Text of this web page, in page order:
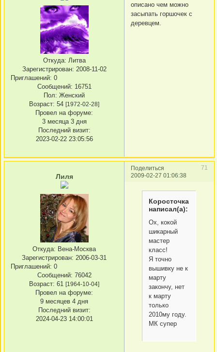
Откуда: Литва
Зарегистрирован: 2008-11-02
Приглашений: 0
Сообщений: 16751
Пол: Женский
Возраст: 54 [1972-02-28]
Провел на форуме:
3 месяца 3 дня
Последний визит:
2023-02-22 23:05:56
описано чем можно
засыпать горшочек с
деревцем.
Поделиться
71
2009-02-27 01:06:38
Лиля
Откуда: Вена-Москва
Зарегистрирован: 2006-03-31
Приглашений: 0
Сообщений: 76042
Возраст: 61 [1964-10-04]
Провел на форуме:
9 месяцев 4 дня
Последний визит:
2024-04-23 14:00:01
Коросточка
написал(а):
Ох, кокой
шикарный
мастер
класс!
Я точно
вышивку не к
марту
закончу, нет
к марту
только
2010му году.
МК супер